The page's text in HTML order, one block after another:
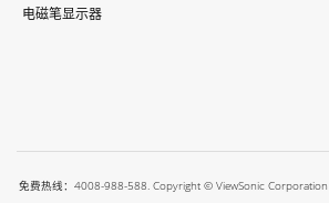
电磁笔显示器
免费热线：4008-988-588. Copyright © ViewSonic